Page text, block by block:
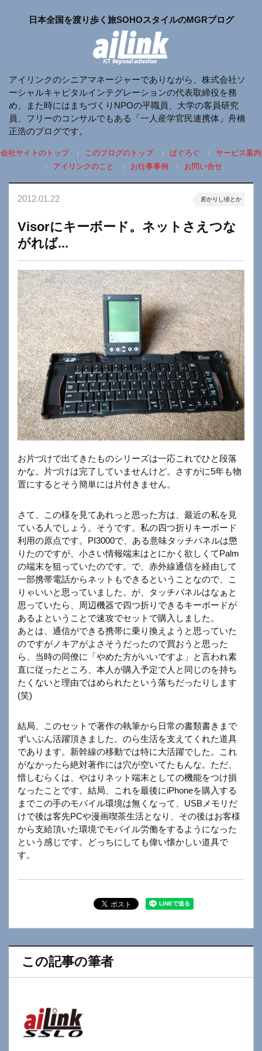
日本全国を渡り歩く旅SOHOスタイルのMGRブログ
アイリンクのシニアマネージャーでありながら、株式会社ソ
ーシャルキャピタルインテグレーションの代表取締役を務
め、また時にはまちづくりNPOの平職員、大学の客員研究
員、フリーのコンサルでもある「一人産学官民連携体」舟橋
正浩のブログです。
会社サイトのトップ このブログのトップ ぱぐろぐ
サービス案内
アイリンクのこと
お仕事事例 お問い合せ
2012.01.22 若かりし頃とか
Visorにキーボード。ネットさえつな
がれば...
お片づけで出てきたものシリーズは一応これでひと段落
かな。片づけは完了していませんけど。さすがに5年も物
置にするとそう簡単には片付きません。
さて、この様を見てあれっと思った方は、最近の私を見
ている人でしょう。そうです。私の四つ折りキーボード
利用の原点です。PI3000で、ある意味タッチパネルは懲
りたのですが、小さい情報端末はとにかく欲しくてPalm
の端末を狙っていたのです。で、赤外線通信を経由して
一部携帯電話からネットもできるということなので、こ
りゃいいと思っていました。が、タッチパネルはなぁと
思っていたら、周辺機器で四つ折りできるキーボードが
あるよということで速攻でセットで購入しました。
あとは、通信ができる携帯に乗り換えようと思っていた
のですがノキアがよさそうだったので買おうと思った
ら、当時の同僚に「やめた方がいいですよ」と言われ素
直に従ったところ、本人が購入予定で人と同じのを持ち
たくないと理由ではめられたという落ちだったりします
(笑)
結局、このセットで著作の執筆から日常の書類書きまで
ずいぶん活躍頂きました。のら生活を支えてくれた道具
であります。新幹線の移動では特に大活躍でした。これ
がなかったら絶対著作には穴が空いてたもんな。ただ、
惜しむらくは、やはりネット端末としての機能をつけ損
なったことです。結局、これを最後にiPhoneを購入する
までこの手のモバイル環境は無くなって、USBメモリだ
けで後は客先PCや漫画喫茶生活となり、その後はお客様
から支給頂いた環境でモバイル労働をするようになった
という感じです。どっちにしても偉い懐かしい道具で
す。
この記事の筆者